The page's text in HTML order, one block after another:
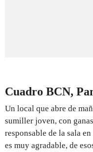
Cuadro BCN,
Un local que abre de
sumiller joven, con
responsable de la sala
es muy agradable, de